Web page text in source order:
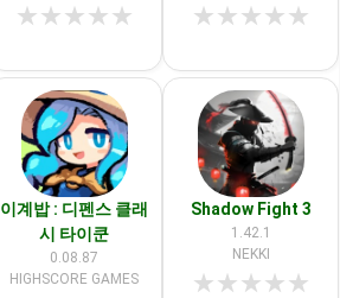
★★★★★ ★★★★★
이계밥 : 디펜스 클래
시 타이쿤
0.08.87
HIGHSCORE GAMES
Shadow Fight 3
1.42.1
NEKKI
★★★★★